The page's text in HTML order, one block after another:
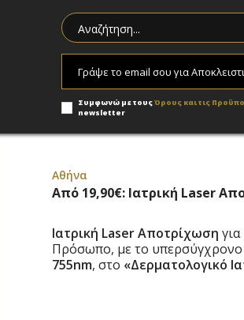
Συμφωνώ με τουςΌρους και τις
newsletter
Αθήνα
Από 19,90€: Ιατρική Laser
Ιατρική Laser Αποτρίχωση για
Πρόσωπο, με το υπερσύγχρονο
755nm, στο «Δερματολογικό